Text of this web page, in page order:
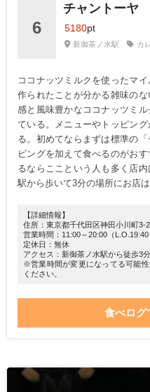
6
チャントーヤ
5180pt
新御茶ノ水駅 カ
ココナッツミルクを使ったマ
作られたことが分かる雑味の
感と風味豊かなココナッツミ
ている。メニューやトッピン
る。初めてならまずは標準の
ピングを加えて食べるのがお
るならここという人も多く店
駅から歩いて3分の場所にお店は
【詳細情報】
住所：東京都千代田区神田小川町3-
営業時間：11:00～20:00（
定休日：無休
アクセス：新御茶ノ水駅から徒歩3分
※営業時間が変更になってる可能
ください。
食べログ